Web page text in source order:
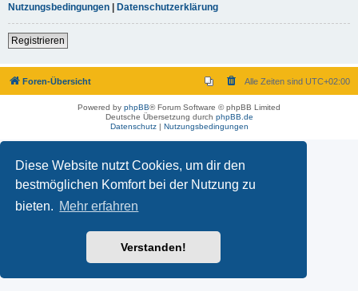
Diese Website nutzt Cookies, um dir den
bestmöglichen Komfort bei der Nutzung zu
bieten. Mehr erfahren
Verstanden!
Nutzungsbedingungen | Datenschutzerklärung
Registrieren
Foren-Übersicht Alle Zeiten sind UTC+02:00
Powered by phpBB® Forum Software © phpBB Limited
Deutsche Übersetzung durch phpBB.de
Datenschutz| Nutzungsbedingungen